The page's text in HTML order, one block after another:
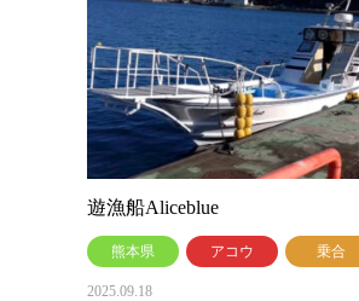
遊漁船Aliceblue
熊本県 アコウ 乗合
2025.09.18